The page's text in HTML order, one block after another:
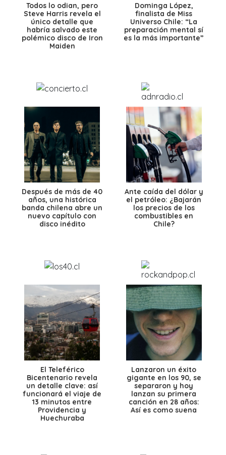
Todos lo odian, pero
Steve Harris revela el
único detalle que
habría salvado este
polémico disco de Iron
Maiden
Dominga López,
finalista de Miss
Universo Chile: “La
preparación mental sí
es la más importante”
Después de más de 40
años, una histórica
banda chilena abre un
nuevo capítulo con
disco inédito
Ante caída del dólar y
el petróleo: ¿Bajarán
los precios de los
combustibles en
Chile?
El Teleférico
Bicentenario revela
un detalle clave: así
funcionará el viaje de
13 minutos entre
Providencia y
Huechuraba
Lanzaron un éxito
gigante en los 90, se
separaron y hoy
lanzan su primera
canción en 28 años:
Así es como suena